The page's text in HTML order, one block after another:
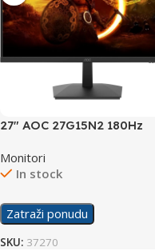
27″ AOC 27G15N2 180Hz
Monitori
In stock
Zatraži ponudu
SKU: 37270